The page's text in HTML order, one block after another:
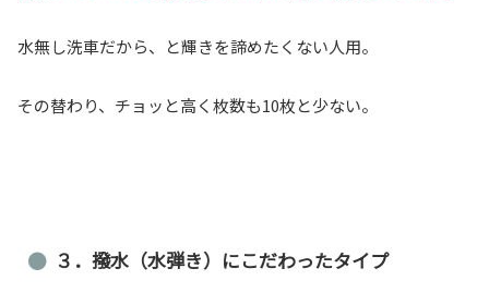
水無し洗車だから、と輝きを諦めたくない人用。
その替わり、チョッと高く枚数も10枚と少ない。
３．撥水（水弾き）にこだわったタイプ